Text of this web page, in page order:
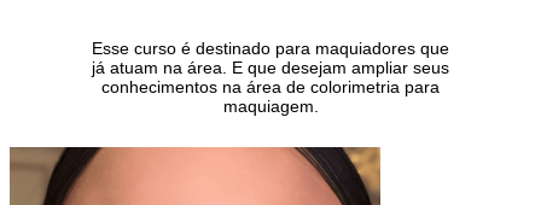
Esse curso é destinado para maquiadores que
já atuam na área. E que desejam ampliar seus
conhecimentos na área de colorimetria para
maquiagem.